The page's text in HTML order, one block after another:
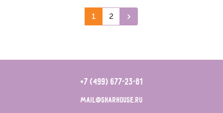
1 2
+7 (499) 677-23-81
mail@sharhouse.ru